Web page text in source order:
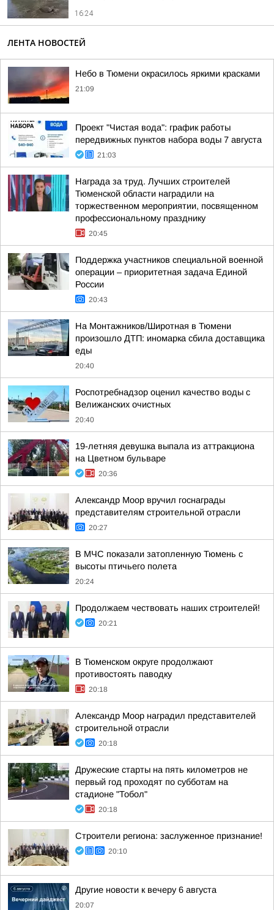
16:24
ЛЕНТА НОВОСТЕЙ
Небо в Тюмени окрасилось яркими красками
21:09
Проект "Чистая вода": график работы
передвижных пунктов набора воды 7 августа
21:03
Награда за труд. Лучших строителей
Тюменской области наградили на
торжественном мероприятии, посвященном
профессиональному празднику
20:45
Поддержка участников специальной военной
операции – приоритетная задача Единой
России
20:43
На Монтажников/Широтная в Тюмени
произошло ДТП: иномарка сбила доставщика
еды
20:40
Роспотребнадзор оценил качество воды с
Велижанских очистных
20:40
19-летняя девушка выпала из аттракциона
на Цветном бульваре
20:36
Александр Моор вручил госнаграды
представителям строительной отрасли
20:27
В МЧС показали затопленную Тюмень с
высоты птичьего полета
20:24
Продолжаем чествовать наших строителей!
20:21
В Тюменском округе продолжают
противостоять паводку
20:18
Александр Моор наградил представителей
строительной отрасли
20:18
Дружеские старты на пять километров не
первый год проходят по субботам на
стадионе "Тобол"
20:18
Строители региона: заслуженное признание!
20:10
Другие новости к вечеру 6 августа
20:07